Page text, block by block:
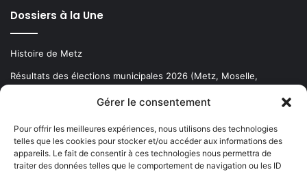
Gérer le consentement
Pour offrir les meilleures expériences, nous utilisons des technologies
telles que les cookies pour stocker et/ou accéder aux informations des
appareils. Le fait de consentir à ces technologies nous permettra de
traiter des données telles que le comportement de navigation ou les ID
Dossiers à la Une
Histoire de Metz
Résultats des élections municipales 2026 (Metz, Moselle,
Newsletter gratuite